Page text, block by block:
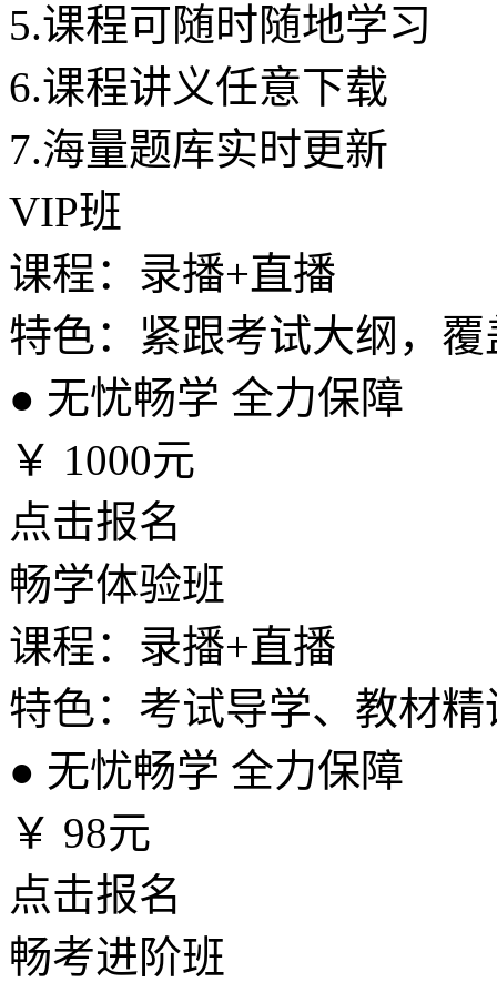
5.课程可随时随地学习
6.课程讲义任意下载
7.海量题库实时更新
VIP班
课程：录播+直播
特色：紧跟考试大纲，
● 无忧畅学 全力保障
￥ 1000元
点击报名
畅学体验班
课程：录播+直播
特色：考试导学、教材
● 无忧畅学 全力保障
￥ 98元
点击报名
畅考进阶班